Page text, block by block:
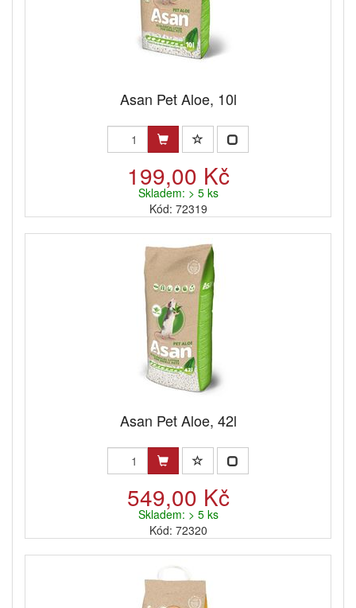
Asan Pet Aloe, 10l
199,00 Kč
Skladem: > 5 ks
Kód: 72319
Asan Pet Aloe, 42l
549,00 Kč
Skladem: > 5 ks
Kód: 72320